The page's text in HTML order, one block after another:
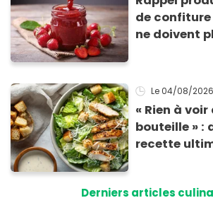
de confiture
ne doivent
morceaux
Le 04/08/2026
« Rien à
bouteille » :
recette
Derniers articles